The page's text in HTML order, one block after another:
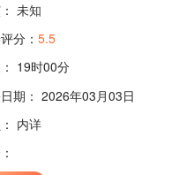
未知
分： 5.5
19时00分
日期： 2026年03月03日
内详